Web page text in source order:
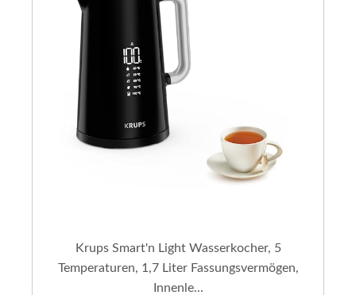
Krups Smart'n Light Wasserkocher, 5
Temperaturen, 1,7 Liter Fassungsvermögen,
Innenle...